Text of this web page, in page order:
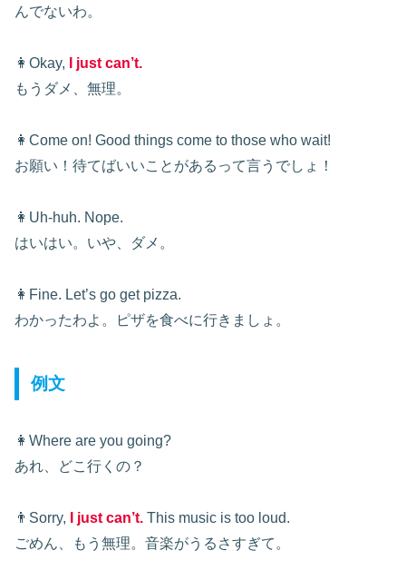
んでないわ。
👩Okay,
I just can’t.
もうダメ、無理。
👩Come on! Good things come to those who wait!
お願い！待てばいいことがあるって言うでしょ！
👩Uh-huh. Nope.
はいはい。いや、ダメ。
👩Fine. Let’s go get pizza.
わかったわよ。ピザを食べに行きましょ。
例文
👩Where are you going?
あれ、どこ行くの？
👨Sorry, I just can’t. This music is too loud.
ごめん、もう無理。音楽がうるさすぎて。